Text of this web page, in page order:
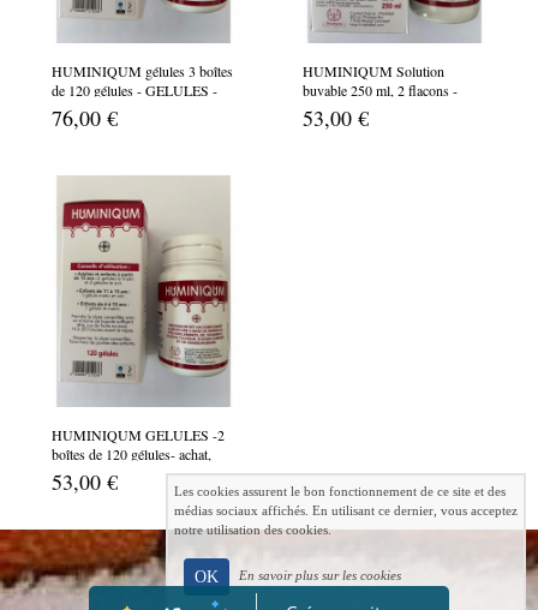
HUMINIQUM gélules 3 boîtes
de 120 gélules - GELULES -
achat, vente, acide fulvique,
acide humique, minéraux
76,00 €
HUMINIQUM Solution
buvable 250 ml, 2 flacons -
achat, vente, acide fulvique,
acide humique, minéraux
53,00 €
HUMINIQUM GELULES -2
boîtes de 120 gélules- achat,
vente, acide fulvique, acide
humique, minéraux
53,00 €
Les cookies assurent le bon fonctionnement de ce site et des
médias sociaux affichés. En utilisant ce dernier, vous acceptez
notre utilisation des cookies.
OK En savoir plus sur les cookies